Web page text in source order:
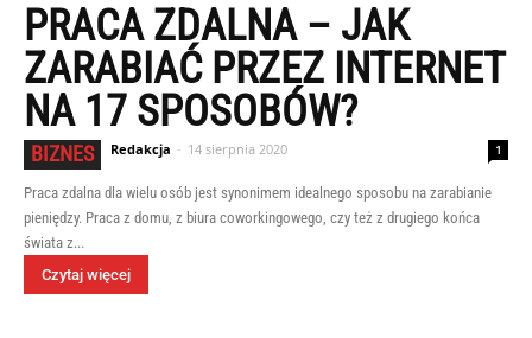
PRACA ZDALNA – JAK
ZARABIAĆ PRZEZ INTERNET
NA 17 SPOSOBÓW?
BIZNES Redakcja - 14 sierpnia 2020 1
Praca zdalna dla wielu osób jest synonimem idealnego sposobu na zarabianie
pieniędzy. Praca z domu, z biura coworkingowego, czy też z drugiego końca
świata z...
Czytaj więcej